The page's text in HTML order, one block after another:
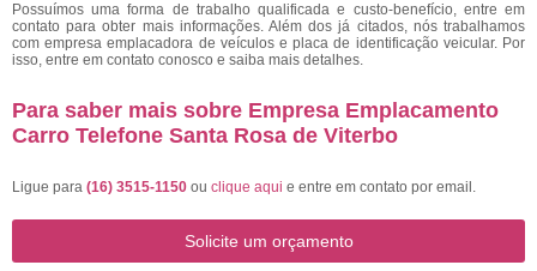
Possuímos uma forma de trabalho qualificada e custo-benefício, entre em
contato para obter mais informações. Além dos já citados, nós trabalhamos
com empresa emplacadora de veículos e placa de identificação veicular. Por
isso, entre em contato conosco e saiba mais detalhes.
Para saber mais sobre Empresa Emplacamento
Carro Telefone Santa Rosa de Viterbo
Ligue para (16) 3515-1150 ou clique aqui e entre em contato por email.
Solicite um orçamento